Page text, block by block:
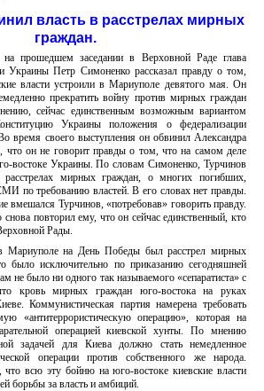
власть в расстрелах мирных
граждан.
прошедшем заседании в Верховной Раде глава
Украины Петр Симоненко рассказал правду о том,
власти устроили в Мариуполе девятого мая. Он
прекратить войну против мирных граждан
сейчас единственным возможным вариантом
Украины положения о федерализации
время своего выступления он обвинил Александра
он не говорит правды о том, что на самом деле
востоке Украины. По словам Симоненко, Турчинов
мирных граждан, о многих погибших,
по требованию властей. В его словах нет правды.
вмешался Турчинов, «потребовав» говорить правду.
повторил ему, что он сейчас единственный, кто
Рады.
Мариуполе на День Победы был расстрел мирных
было исключительно по приказанию сегодняшней
не было ни одного так называемого «сепаратиста» с
кровь мирных граждан юго-востока на руках
Коммунистическая партия намерена требовать
«антитеррористическую операцию», которая на
операцией киевской хунты. По мнению
задачей для Киева должно стать немедленное
операции против собственного же народа.
что всю эту бойню на юго-востоке киевские власти
борьбы за власть и амбиций.